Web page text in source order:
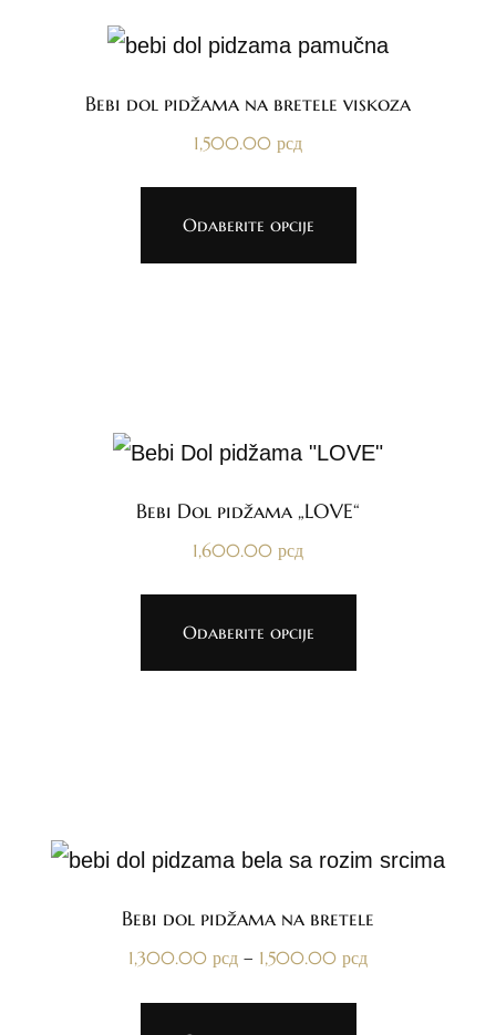
Bebi dol pidžama na bretele viskoza
1,500.00 рсд
Odaberite opcije
Bebi Dol pidžama „LOVE“
1,600.00 рсд
Odaberite opcije
Bebi dol pidžama na bretele
1,300.00 рсд – 1,500.00 рсд